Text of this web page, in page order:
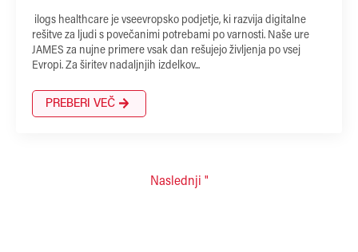
ilogs healthcare je vseevropsko podjetje, ki razvija digitalne
rešitve za ljudi s povečanimi potrebami po varnosti. Naše ure
JAMES za nujne primere vsak dan rešujejo življenja po vsej
Evropi. Za širitev nadaljnjih izdelkov...
PREBERI VEČ
Naslednji "